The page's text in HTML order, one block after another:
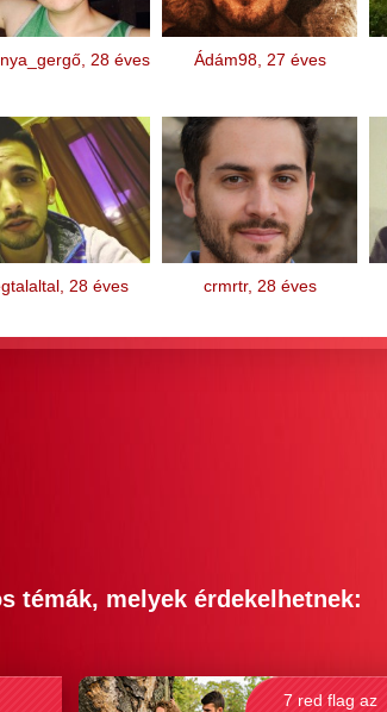
28 éves Ádám98, 27 éves
28 éves crmrtr, 28 éves
témák, melyek érdekelhetnek:
7 red flag az